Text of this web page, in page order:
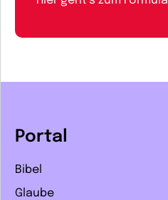
Portal
Bibel
Glaube